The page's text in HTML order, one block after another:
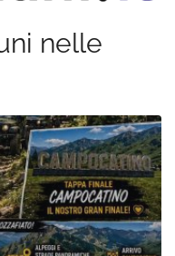
nelle